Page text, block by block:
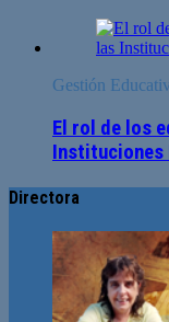
Gestión
El rol de los
Instituciones
Directora